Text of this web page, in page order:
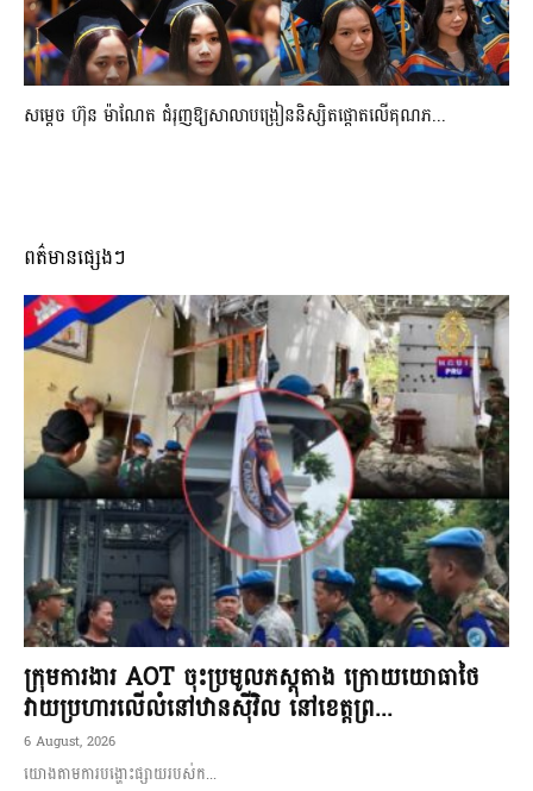
សម្តេច ហ៊ុន ម៉ាណែត ជំរុញឱ្យសាលាបង្រៀននិស្សិតផ្តោតលើគុណភ...
ពត៌មានផ្សេងៗ
ក្រុមការងារ AOT ចុះប្រមូលភស្តុតាង ក្រោយយោធាថៃ
វាយប្រហារលើលំនៅឋានស៊ីវិល នៅខេត្តព្រ...
6 August, 2026
យោងតាមការបង្ហោះផ្សាយរបស់ក...